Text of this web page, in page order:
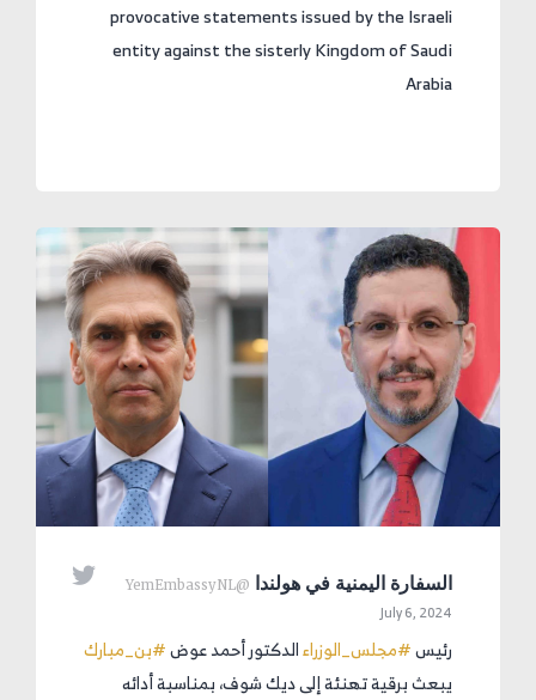
provocative statements issued by the Israeli
entity against the sisterly Kingdom of Saudi
Arabia
السفارة اليمنية في هولندا @YemEmbassyNL
July 6, 2024
رئيس#مجلس_الوزراءالدكتور أحمد عوض#بن_مبارك
يبعث برقية تهنئة إلى ديك شوف، بمناسبة أدائه
